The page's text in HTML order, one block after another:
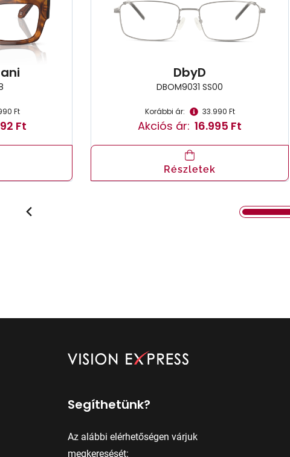
Ft
Ft
DbyD
DBOM9031 SS00
Korábbi ár: 33.990 Ft
Akciós ár: 16.995 Ft
Részletek
Segíthetünk?
Az alábbi elérhetőségen várjuk
megkeresését: